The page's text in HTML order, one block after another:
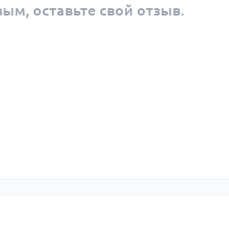
оставьте свой отзыв.